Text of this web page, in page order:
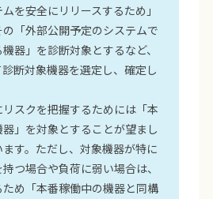
を安全にリリースするため」
「外部公開予定のシステムで
器」を診断対象とするなど、
断対象機器を選定し、確定し
リスクを把握するためには「本
」を対象とすることが望まし
す。ただし、対象機器が特に
つ場合や負荷に弱い場合は、
め「本番稼働中の機器と同構